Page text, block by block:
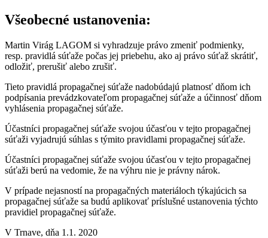
Všeobecné ustanovenia:
Martin Virág LAGOM si vyhradzuje právo zmeniť podmienky,
resp. pravidlá súťaže počas jej priebehu, ako aj právo súťaž skrátiť,
odložiť, prerušiť alebo zrušiť.
Tieto pravidlá propagačnej súťaže nadobúdajú platnosť dňom ich
podpísania prevádzkovateľom propagačnej súťaže a účinnosť dňom
vyhlásenia propagačnej súťaže.
Účastníci propagačnej súťaže svojou účasťou v tejto propagačnej
súťaži vyjadrujú súhlas s týmito pravidlami propagačnej súťaže.
Účastníci propagačnej súťaže svojou účasťou v tejto propagačnej
súťaži berú na vedomie, že na výhru nie je právny nárok.
V prípade nejasností na propagačných materiáloch týkajúcich sa
propagačnej súťaže sa budú aplikovať príslušné ustanovenia týchto
pravidiel propagačnej súťaže.
V Trnave, dňa 1.1. 2020